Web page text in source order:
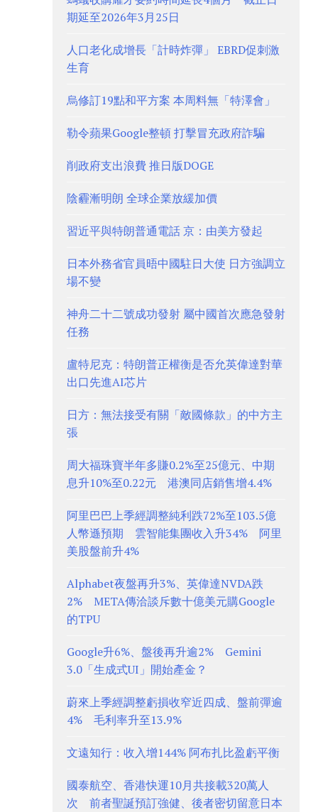
期延至2026年3月25日
人口老化成增長「計時炸彈」 EBRD促刺激
生育
烏修訂19點和平方案 本周料無「特澤會」
勒令蘋果Google整頓 打擊冒充政府詐騙
削政府支出浪費 推日版DOGE
陰霾漸明朗 全球企業放緩加價
習近平與特朗普通電話 京：由美方發起
日本外務省官員晤中國駐日大使 日方強調立
場不變
神舟二十二號成功發射 屬中國首次應急發射
任務
盧特尼克：特朗普正權衡是否允英偉達對華
出口先進AI芯片
日方：無法接受有關「敵國條款」的中方主
張
周大福珠寶半年多賺0.2%至25億元、中期
息升10%至0.22元 港澳同店銷售增4.4%
阿里巴巴上季經調整純利跌72%至103.5億
人幣遜預期 雲智能集團收入升34% 阿里
美股盤前升4%
Alphabet夜盤再升3%、英偉達NVDA跌
2% META傳洽談斥數十億美元購Google
的TPU
Google升6%、盤後再升逾2% Gemini
3.0「生成式UI」開始產金？
蔚來上季經調整虧損收窄近四成、盤前彈逾
4% 毛利率升至13.9%
文遠知行：收入增144% 阿布扎比盈虧平衡
國泰航空、香港快運10月共接載320萬人
次 前者聖誕預訂強健、後者密切留意日本